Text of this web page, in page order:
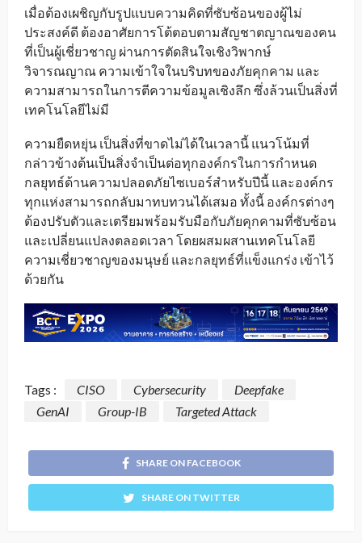
เมื่อต้องเผชิญกับรูปแบบความคิดที่ซับซ้อนของผู้ไม่
ประสงค์ดี ต้องอาศัยการโต้ตอบตามสัญชาตญาณของคน
ที่เป็นผู้เชี่ยวชาญ ผ่านการตัดสินใจเชิงวิพากษ์
วิจารณญาณ ความเข้าใจในบริบทของภัยคุกคาม และ
ความสามารถในการตีความข้อมูลเชิงลึก ซึ่งล้วนเป็นสิ่งที่
เทคโนโลยีไม่มี
ความยืดหยุ่น เป็นสิ่งที่ขาดไม่ได้ในเวลานี้ แนวโน้มที่
กล่าวข้างต้นเป็นสิ่งจำเป็นต่อทุกองค์กรในการกำหนด
กลยุทธ์ด้านความปลอดภัยไซเบอร์สำหรับปีนี้ และองค์กร
ทุกแห่งสามารถกลับมาทบทวนได้เสมอ ทั้งนี้ องค์กรต่างๆ
ต้องปรับตัวและเตรียมพร้อมรับมือกับภัยคุกคามที่ซับซ้อน
และเปลี่ยนแปลงตลอดเวลา โดยผสมผสานเทคโนโลยี
ความเชี่ยวชาญของมนุษย์ และกลยุทธ์ที่แข็งแกร่ง เข้าไว้
ด้วยกัน
Tags : CISO Cybersecurity
Deepfake
GenAI
Group-IB Targeted Attack
SHARE ON FACEBOOK
SHARE ON TWITTER